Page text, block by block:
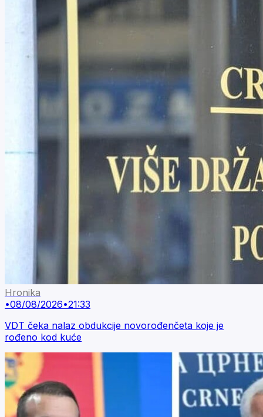
Hronika
•08/08/2026•21:33
VDT čeka nalaz obdukcije novorođenčeta koje je
rođeno kod kuće